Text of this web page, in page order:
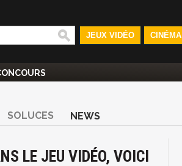
JEUX VIDÉO CINÉMA
SOLUCES NEWS
LE JEU VIDÉO, VOICI